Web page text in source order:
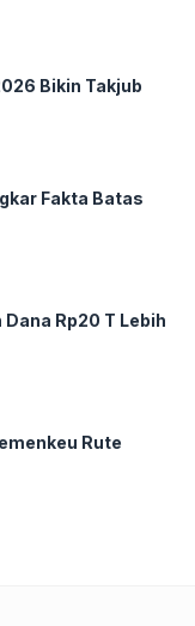
Bikin Takjub
Fakta Batas
Rp20 T Lebih
Rute